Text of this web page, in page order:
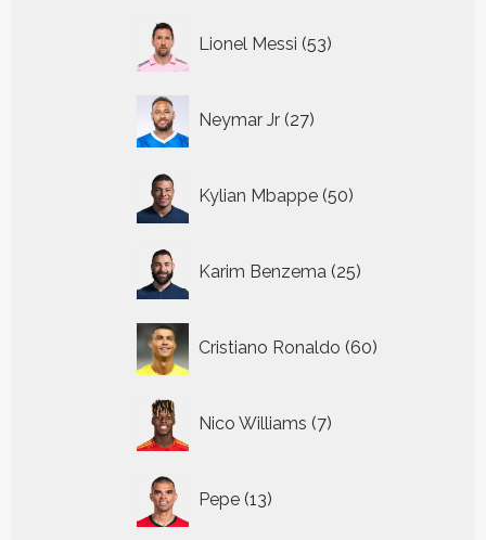
Lionel Messi 53
producten
Neymar Jr 27
producten
Kylian Mbappe 50
producten
Karim Benzema 25
producten
Cristiano Ronaldo 60
producten
Nico Williams 7
producten
Pepe 13
producten